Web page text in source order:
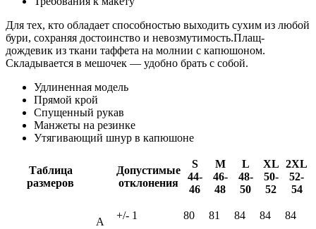
Для тех, кто обладает способностью выходить сухим из любой
бури, сохраняя достоинство и невозмутимость.Плащ-
дождевик из ткани таффета на молнии с капюшоном.
Складывается в мешочек — удобно брать с собой.
Удлиненная модель
Прямой крой
Спущенный рукав
Манжеты на резинке
Утягивающий шнур в капюшоне
Таблица
размеров
Допустимые
отклонения
S
44-
46
M
46-
48
L
48-
50
XL
50-
52
2XL
52-
54
А
+/- 1 80 81 84 84 84